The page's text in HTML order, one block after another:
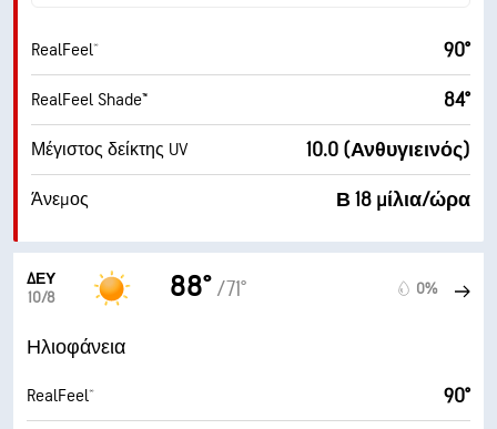
RealFeel® 90°
RealFeel Shade™ 84°
Μέγιστος δείκτης UV 10.0 (Ανθυγιεινός)
Άνεμος Β 18 μίλια/ώρα
ΔΕΥ
10/8
88° /71° 0%
Ηλιοφάνεια
RealFeel® 90°